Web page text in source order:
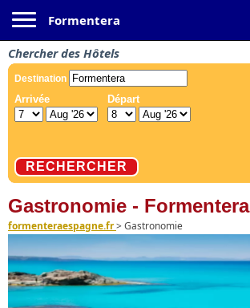
Formentera
Chercher des Hôtels
Gastronomie - Formentera
formenteraespagne.fr>Gastronomie